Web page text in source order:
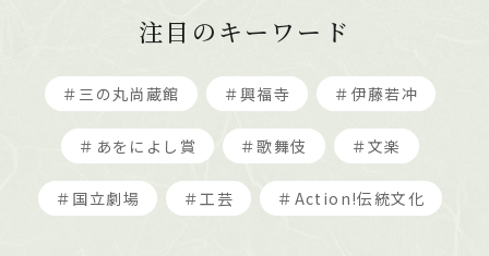
注目のキーワード
＃三の丸尚蔵館 ＃興福寺 ＃伊藤若冲
＃あをによし賞 ＃歌舞伎 ＃文楽
＃国立劇場 ＃工芸 ＃Action!伝統文化